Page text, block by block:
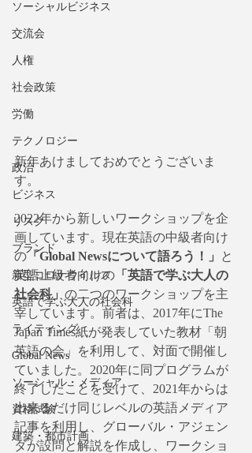
ソーシャルビジネス
交流会
人権
社会政策
労働
テクノロジー
政治
ビジネス
リスク
ブランド
新型コロナウイルス
英語で学ぶ大人の社会科
ライティング
Global News
ソーシャル・メディア
資格試験
建築・都市計画
新年あけましておめでとうございま
す。
2022年から新しいワークショップを企
画しています。現在英語の中級者向け
の「Global Newsについて語ろう！」
と
英語上級者向けの 「英語で学ぶ大人の
社会科」 の二つのワークショップを主
宰しています。前者は、2017年にThe
Japan Times紙が発表していた教材「朝
英語の会」を利用して、対面で開催し
ていました。2020年に同プログラムが
終了したことを受けて、2021年からは
出来るだけ同じレベルの英語メディア
記事を利用し、グローバル・アジェン
ダが設問と解説を作成し、ワークショ